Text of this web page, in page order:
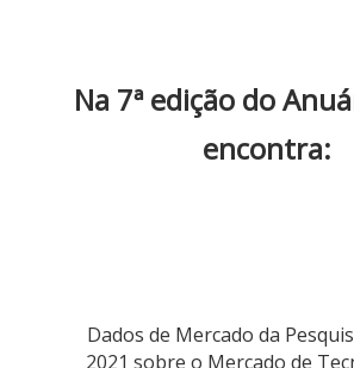
Na 7ª edição do
encontra:
Dados de Mercado da
2021 sobre o Mercado de